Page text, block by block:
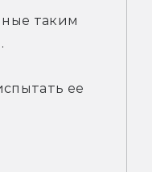
таким
ее